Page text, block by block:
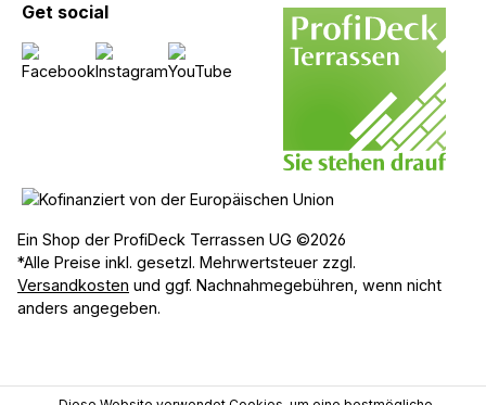
Get social
Ein Shop der ProfiDeck Terrassen UG ©2026
*Alle Preise inkl. gesetzl. Mehrwertsteuer zzgl.
Versandkosten und ggf. Nachnahmegebühren, wenn nicht
anders angegeben.